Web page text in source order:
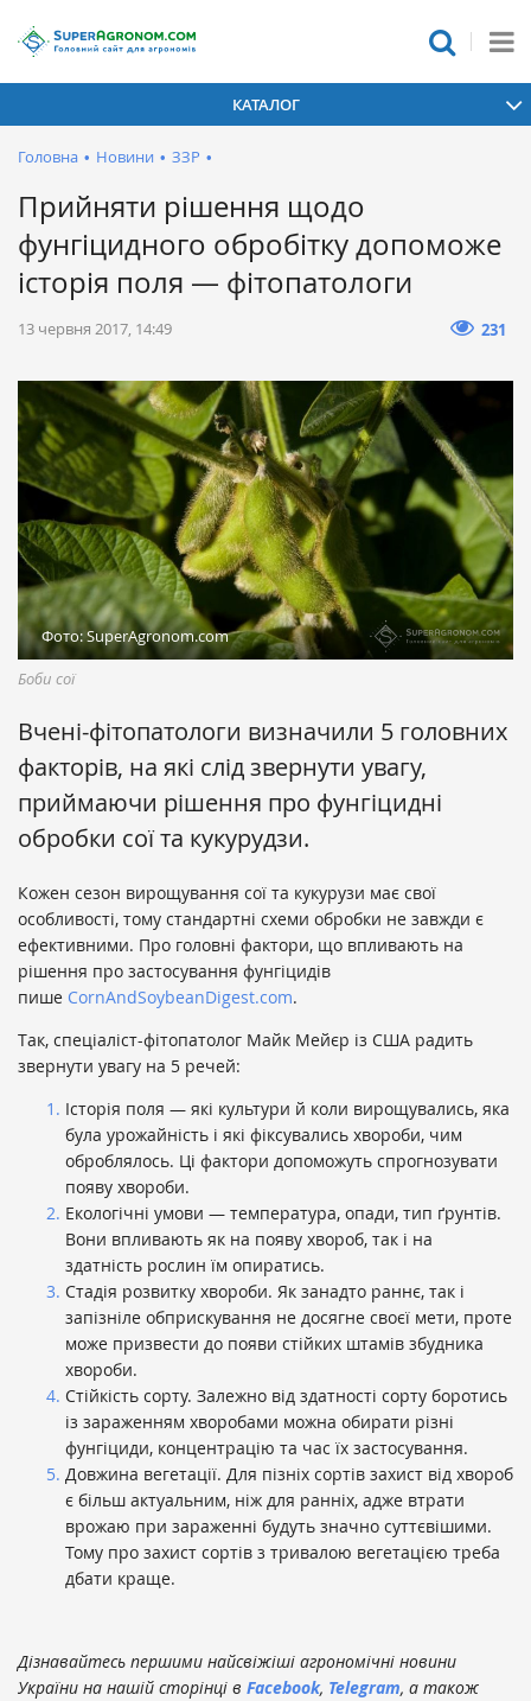
КАТАЛОГ
Головна • Новини • ЗЗР •
Прийняти рішення щодо
фунгіцидного обробітку допоможе
історія поля — фітопатологи
13 червня 2017, 14:49 231
Фото: SuperAgronom.com
Боби сої
Вчені-фітопатологи визначили 5 головних
факторів, на які слід звернути увагу,
приймаючи рішення про фунгіцидні
обробки сої та кукурудзи.
Кожен сезон вирощування сої та кукурузи має свої
особливості, тому стандартні схеми обробки не завжди є
ефективними. Про головні фактори, що впливають на
рішення про застосування фунгіцидів
пише СornAndSoybeanDigest.com.
Так, спеціаліст-фітопатолог Майк Мейєр із США радить
звернути увагу на 5 речей:
Історія поля — які культури й коли вирощувались, яка
була урожайність і які фіксувались хвороби, чим
оброблялось. Ці фактори допоможуть спрогнозувати
появу хвороби.
Екологічні умови — температура, опади, тип ґрунтів.
Вони впливають як на появу хвороб, так і на
здатність рослин їм опиратись.
Стадія розвитку хвороби. Як занадто раннє, так і
запізніле обприскування не досягне своєї мети, проте
може призвести до появи стійких штамів збудника
хвороби.
Стійкість сорту. Залежно від здатності сорту боротись
із зараженням хворобами можна обирати різні
фунгіциди, концентрацію та час їх застосування.
Довжина вегетації. Для пізніх сортів захист від хвороб
є більш актуальним, ніж для ранніх, адже втрати
врожаю при зараженні будуть значно суттєвішими.
Тому про захист сортів з тривалою вегетацією треба
дбати краще.
Дізнавайтесь першими найсвіжіші агрономічні новини
України на нашій сторінці в Facebook, Telegram, а також